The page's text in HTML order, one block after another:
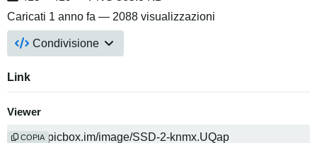
Caricati 1 anno fa — 2088 visualizzazioni
Condivisione
Link
Viewer
COPIA